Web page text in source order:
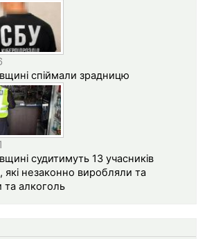
спіймали зрадницю
судитимуть 13 учасників
які незаконно виробляли та
та алкоголь